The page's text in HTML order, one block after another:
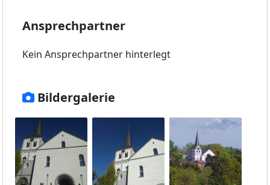
Ansprechpartner
Kein Ansprechpartner hinterlegt
Bildergalerie